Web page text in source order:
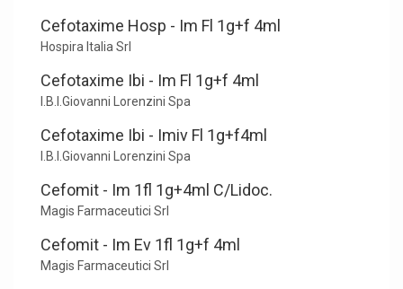
Cefotaxime Hosp - Im Fl 1g+f 4ml
Hospira Italia Srl
Cefotaxime Ibi - Im Fl 1g+f 4ml
I.B.I.Giovanni Lorenzini Spa
Cefotaxime Ibi - Imiv Fl 1g+f4ml
I.B.I.Giovanni Lorenzini Spa
Cefomit - Im 1fl 1g+4ml C/Lidoc.
Magis Farmaceutici Srl
Cefomit - Im Ev 1fl 1g+f 4ml
Magis Farmaceutici Srl